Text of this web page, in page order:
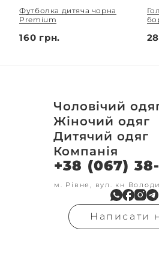
Футболка дитяча чорна
Premium
160 грн.
Чоловічий
Футболки
Футболки Polo
Кофти
Світшот
Кенгуру
Кофта з замком
Олімпійки
Флісові кофти
Гольфи
Реглан
Жіночий одяг
Футболки
Поло
Кофти
Світшот
Олімпійки
Кофта на замку
Бомбери
В'язка
Гольфи
Дитячий одяг
Футболки
Кофти
Світшоти
Кенгуру
Кенгуру замок
Костюми
Штани
Шорти
Компанія
Про компанію
Доставка та оплата
Друк на замовлення
Обмін та повернення
Контакти
Умови оформлення
замовлення
+38 (067)
м. Рівне, вул. кн
Написати